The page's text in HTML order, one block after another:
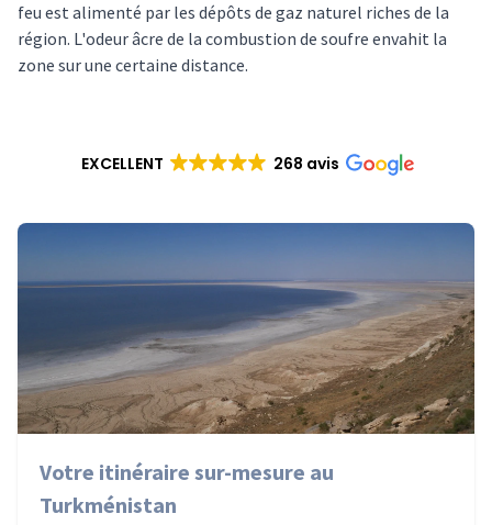
feu est alimenté par les dépôts de gaz naturel riches de la
région. L'odeur âcre de la combustion de soufre envahit la
zone sur une certaine distance.
EXCELLENT 268 avis
Votre itinéraire sur-mesure au
Turkménistan